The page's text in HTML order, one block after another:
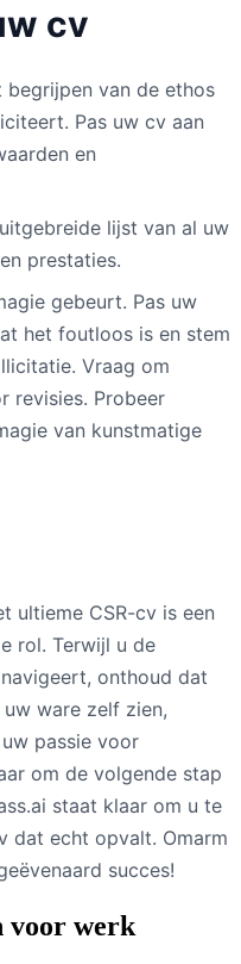
cv
begrijpen van de ethos
Pas uw cv aan
en
lijst van al uw
prestaties.
gebeurt. Pas uw
het foutloos is en stem
Vraag om
revisies. Probeer
van kunstmatige
ultieme CSR-cv is een
rol. Terwijl u de
onthoud dat
ware zelf zien,
passie voor
om de volgende stap
staat klaar om u te
dat echt opvalt. Omarm
succes!
voor werk